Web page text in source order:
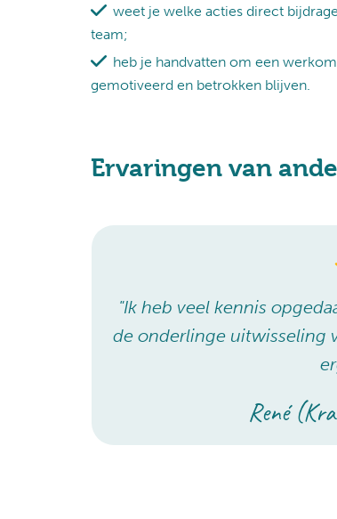
weet je welke acties direct
team;
heb je handvatten om een
gemotiveerd en betrokken blijven.
Ervaringen van
"Ik heb veel kennis
de onderlinge uitwisseling
René